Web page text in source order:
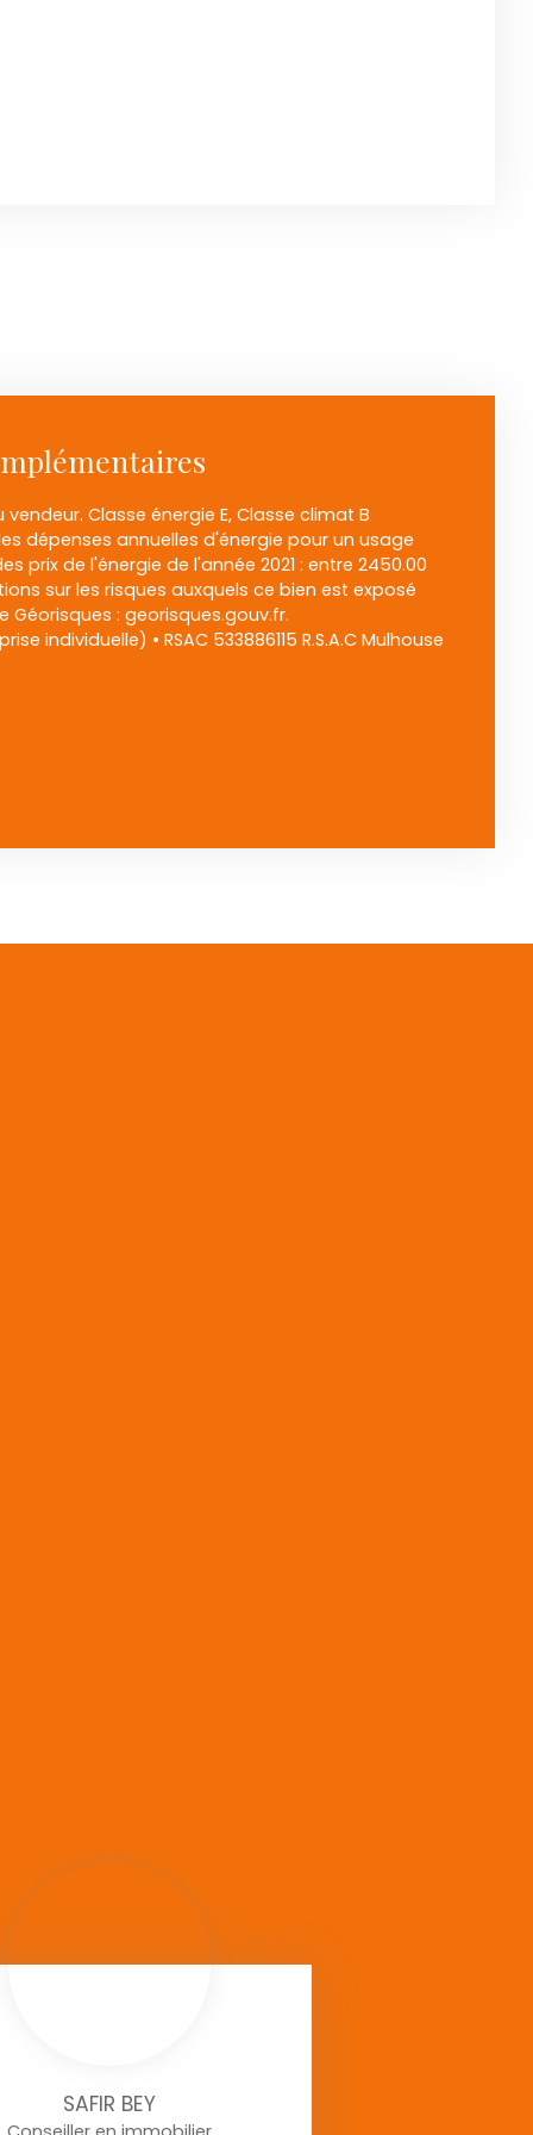
Classe énergie E, Classe climat B
dépenses annuelles d'énergie pour un usage
prix de l'énergie de l'année 2021 : entre 2450.00
sur les risques auxquels ce bien est exposé
Géorisques : georisques.gouv.fr.
individuelle) • RSAC 533886115 R.S.A.C Mulhouse
SAFIR BEY